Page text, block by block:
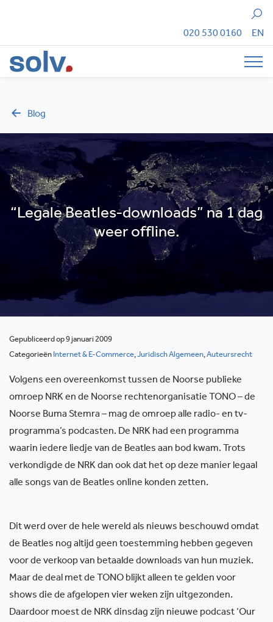
Zoeken
020 530 0160 EN
Blog
“Legale Beatles-downloads” na 1 dag
weer offline.
Gepubliceerd op 9 januari 2009
Categorieën Internet & E-Commerce,Juridisch Algemeen,Auteursrecht
Volgens een overeenkomst tussen de Noorse publieke
omroep NRK en de Noorse rechtenorganisatie TONO – de
Noorse Buma Stemra – mag de omroep alle radio- en tv-
programma’s podcasten. De NRK had een programma
waarin iedere liedje van de Beatles aan bod kwam. Trots
verkondigde de NRK dan ook dat het op deze manier legaal
alle songs van de Beatles online konden zetten.
Dit werd over de hele wereld als nieuws beschouwd omdat
de Beatles nog altijd geen toestemming hebben gegeven
voor de verkoop van betaalde downloads van hun muziek.
Maar de deal met de TONO blijkt alleen te gelden voor
shows die de afgelopen vier weken zijn uitgezonden.
Daardoor moest de NRK dinsdag zijn nieuwe podcast ‘Our